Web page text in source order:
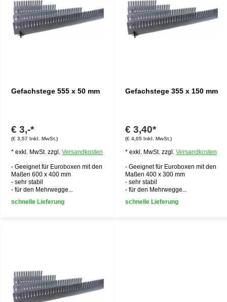
Gefachstege 555 x 50 mm
€ 3,-*
(€ 3,57 Inkl. MwSt.)
* exkl. MwSt. zzgl. Versandkosten
- Geeignet für Euroboxen mit den
Maßen 600 x 400 mm
- sehr stabil
- für den Mehrwegge...
schnelle Lieferung
Gefachstege 355 x 150 mm
€ 3,40*
(€ 4,05 Inkl. MwSt.)
* exkl. MwSt. zzgl. Versandkosten
- Geeignet für Euroboxen mit den
Maßen 400 x 300 mm
- sehr stabil
- für den Mehrwegge...
schnelle Lieferung